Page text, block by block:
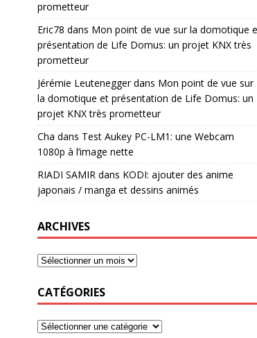
prometteur
Eric78 dans Mon point de vue sur la domotique
présentation de Life Domus: un projet KNX très
prometteur
Jérémie Leuteneggerdans Mon point de vue sur
la domotique et présentation de Life Domus: un
projet KNX très prometteur
Cha dans Test Aukey PC-LM1: une Webcam
1080p à l’image nette
RIADI SAMIRdans KODI: ajouter des anime
japonais / manga et dessins animés
ARCHIVES
CATÉGORIES